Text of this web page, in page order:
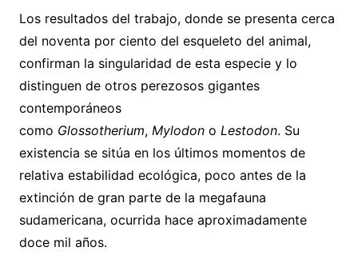
Los resultados del trabajo, donde se presenta cerca
del noventa por ciento del esqueleto del animal,
confirman la singularidad de esta especie y lo
distinguen de otros perezosos gigantes
contemporáneos
como Glossotherium, Mylodono Lestodon. Su
existencia se sitúa en los últimos momentos de
relativa estabilidad ecológica, poco antes de la
extinción de gran parte de la megafauna
sudamericana, ocurrida hace aproximadamente
doce mil años.